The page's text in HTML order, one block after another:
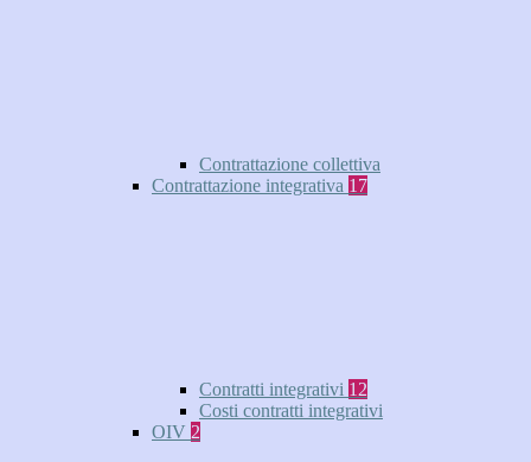
Contrattazione collettiva
Contrattazione integrativa 17
Contratti integrativi 12
Costi contratti integrativi
OIV 2